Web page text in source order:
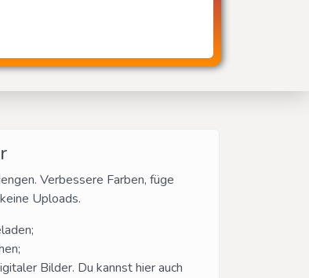
Verbessere Farben, füge
Uploads.
Bilder. Du kannst hier auch